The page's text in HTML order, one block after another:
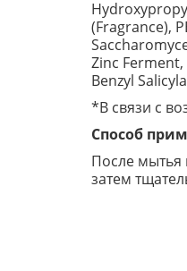
(Fragrance),
Zinc
Benzyl
*В связи с
Способ
После мытья
затем